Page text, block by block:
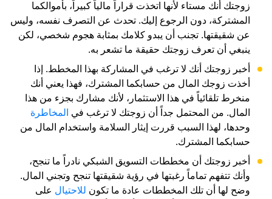
زوجتك أنك مستاء لأنها اتخذت قراراً مالياً كبيراً، بأموالكما
المشتركة، دون الرجوع إليك. تحدث عن التصرف نفسه، وليس
عن شقيقتها. تجنب أن يبدو كلامك بمثابة هجوم شخصي، لكن
ينبغي أن تعرف زوجتك حقيقة ما تشعر به.
أخبر زوجتك أنك لا ترغب في المشاركة بهذا المخطط. إذا
أخذت زوجك المال من حسابكما المشترك، فهذا يعني أنك
منخرط تلقائياً في هذا الاستثمار، لأنك مشارك بجزء من هذا
المال. من المحتمل جداً أن زوجتك لا ترغب في المخاطرة
وحدها، لهذا السبب قررت إيثار السلامة واستخدام المال من
حسابكما المشترك.
أخبر زوجتك أن مخططات التسويق الشبكي نادراً ما تنجح،
وأنك تتفهم تماماً رغبتها في رؤية شقيقتها تنجح وتجني المال.
وضح لها أن تلك المخططات عادة ما تكون للاحتيال على